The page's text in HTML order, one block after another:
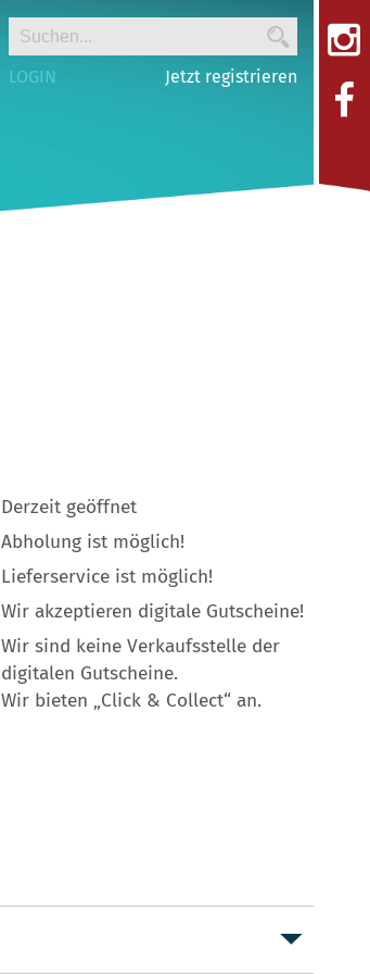
Jetzt registrieren
LOGIN
Derzeit geöffnet
Abholung ist möglich!
Lieferservice ist möglich!
Wir akzeptieren digitale Gutscheine!
Wir sind keine Verkaufsstelle der
digitalen Gutscheine.
Wir bieten „Click & Collect“ an.